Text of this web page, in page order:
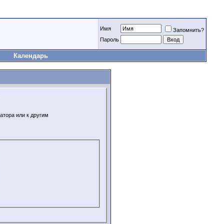
Имя
Запомнить?
Пароль
Календарь
или к другим